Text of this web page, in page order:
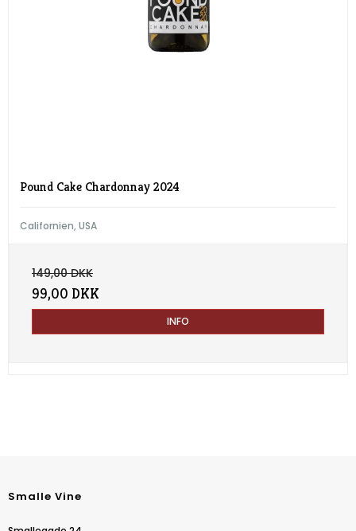
Pound Cake Chardonnay 2024
Californien, USA
149,00 DKK
99,00 DKK
INFO
Smalle Vine